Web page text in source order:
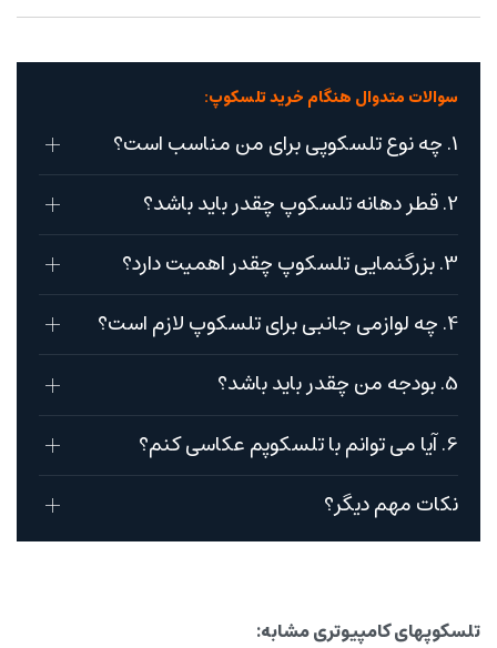
سوالات متدوال هنگام خرید تلسکوپ:
1. چه نوع تلسکوپی برای من مناسب است؟
2. قطر دهانه تلسکوپ چقدر باید باشد؟
3. بزرگنمایی تلسکوپ چقدر اهمیت دارد؟
4. چه لوازمی جانبی برای تلسکوپ لازم است؟
5. بودجه من چقدر باید باشد؟
6. آیا می توانم با تلسکوپم عکاسی کنم؟
نکات مهم دیگر؟
تلسکوپهای کامپیوتری مشابه: